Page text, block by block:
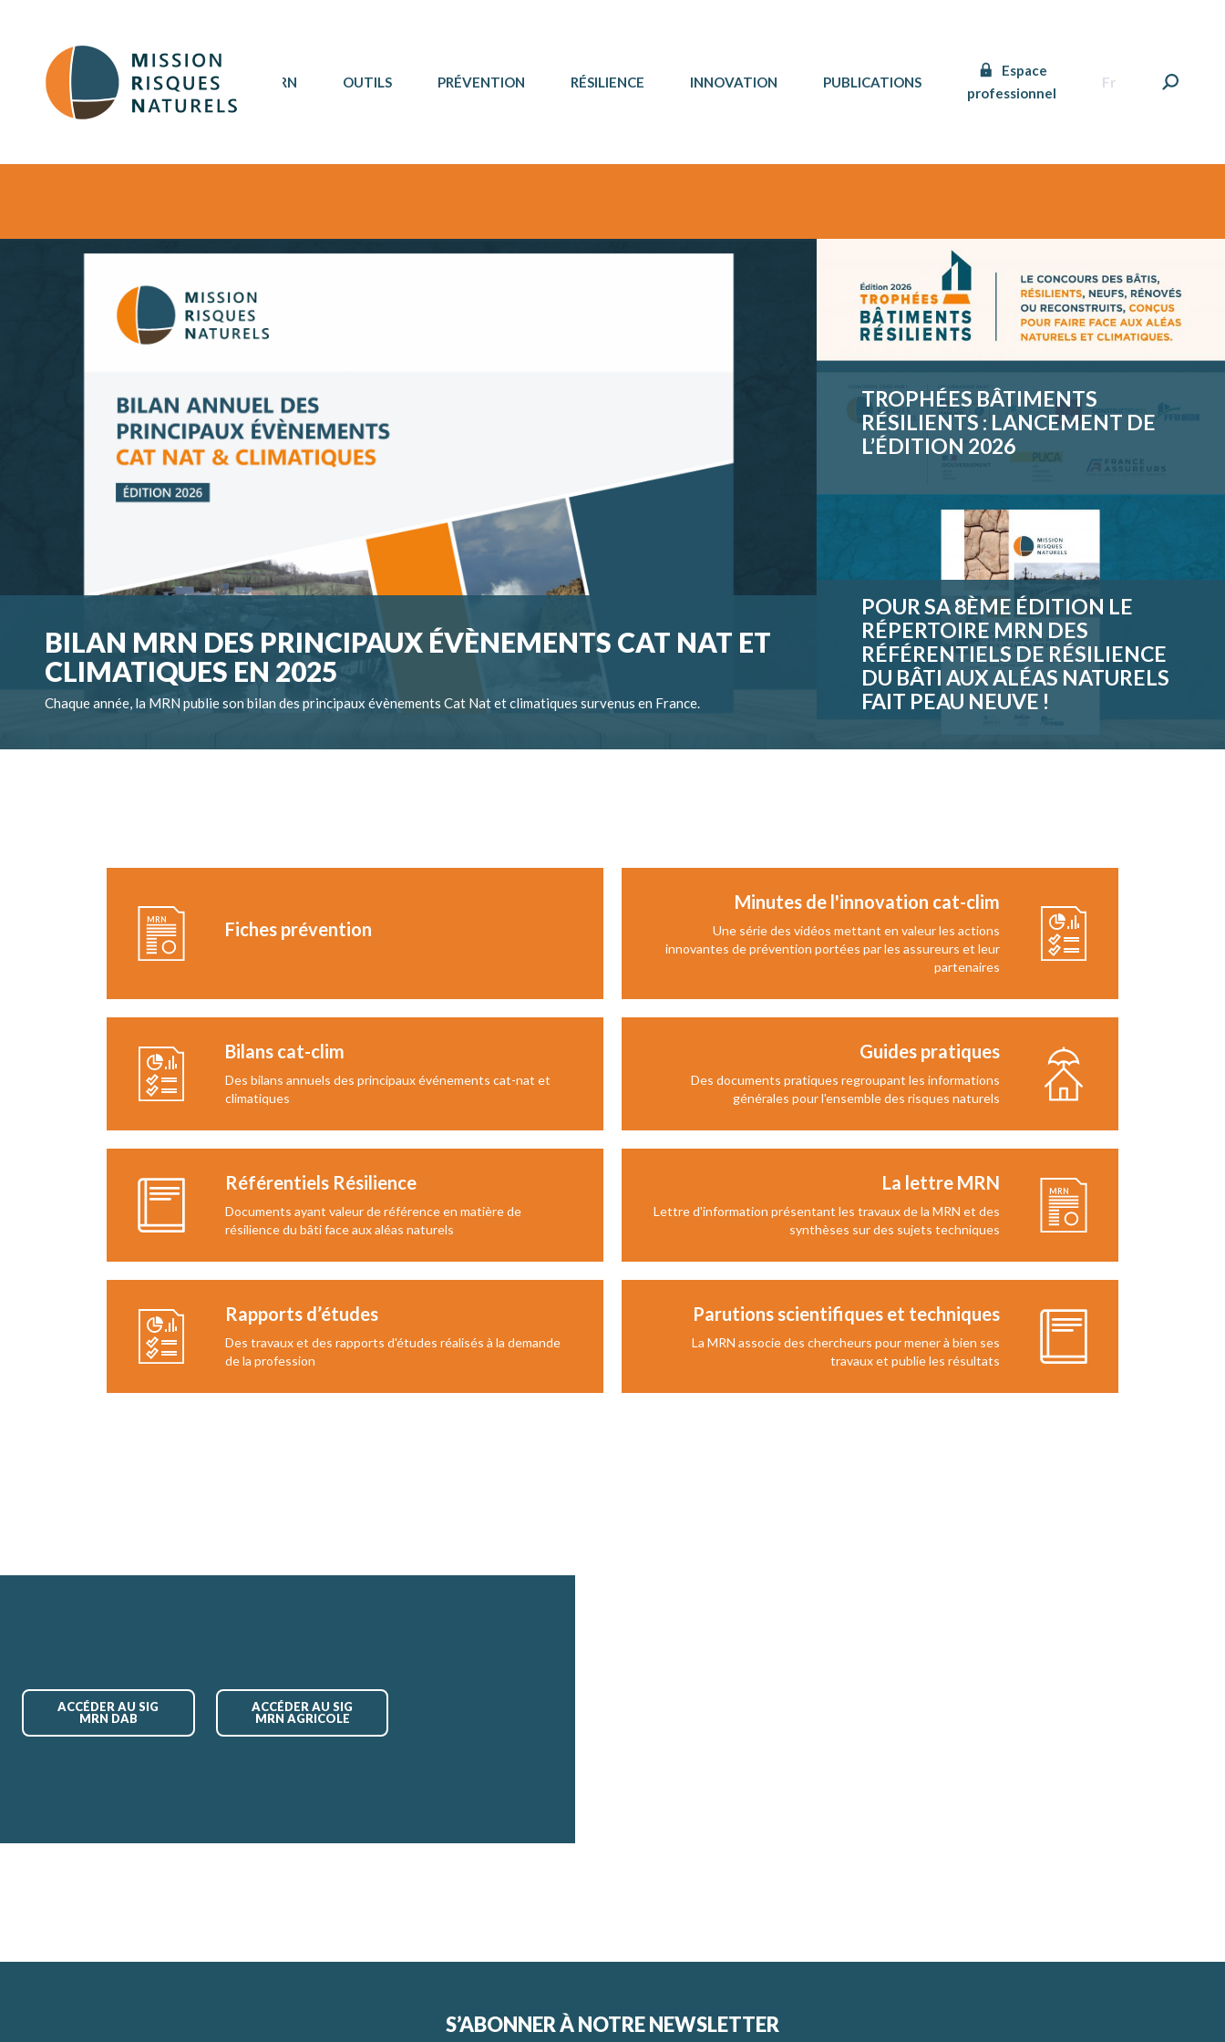
MRN OUTILS PRÉVENTION RÉSILIENCE INNOVATION PUBLICATIONS
Espace
professionnel
Fr
BILAN MRN DES PRINCIPAUX ÉVÈNEMENTS CAT NAT ET
CLIMATIQUES EN 2025
Chaque année, la MRN publie son bilan des principaux évènements Cat Nat et climatiques survenus en France.
TROPHÉES BÂTIMENTS
RÉSILIENTS : LANCEMENT DE
L’ÉDITION 2026
POUR SA 8ÈME ÉDITION LE
RÉPERTOIRE MRN DES
RÉFÉRENTIELS DE RÉSILIENCE
DU BÂTI AUX ALÉAS NATURELS
FAIT PEAU NEUVE !
Fiches prévention
Minutes de l'innovation cat-clim
Une série des vidéos mettant en valeur les actions
innovantes de prévention portées par les assureurs et leur
partenaires
Bilans cat-clim
Des bilans annuels des principaux événements cat-nat et
climatiques
Guides pratiques
Des documents pratiques regroupant les informations
générales pour l'ensemble des risques naturels
Référentiels Résilience
Documents ayant valeur de référence en matière de
résilience du bâti face aux aléas naturels
La lettre MRN
Lettre d'information présentant les travaux de la MRN et des
synthèses sur des sujets techniques
Rapports d’études
Des travaux et des rapports d'études réalisés à la demande
de la profession
Parutions scientifiques et techniques
La MRN associe des chercheurs pour mener à bien ses
travaux et publie les résultats
ACCÉDER AU SIG
MRN DAB
ACCÉDER AU SIG
MRN AGRICOLE
S’ABONNER À NOTRE NEWSLETTER